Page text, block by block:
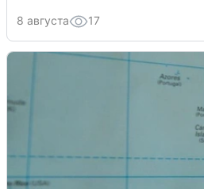
8 августа 17